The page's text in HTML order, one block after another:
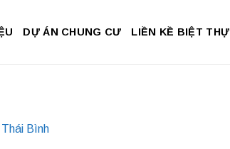
DỰ ÁN CHUNG CƯ LIỀN KỀ BIỆT THỰ
Bình